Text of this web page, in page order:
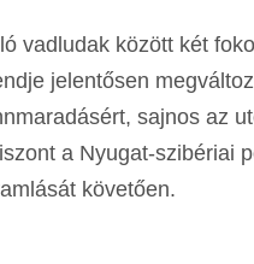
vadludak között két
jelentősen
sajnos az
a Nyugat-szibériai
követően.